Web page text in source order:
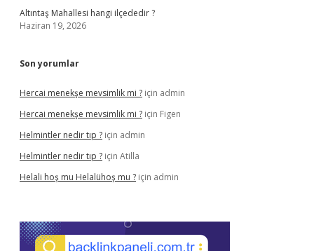
Altıntaş Mahallesi hangi ilçededir ?
Haziran 19, 2026
Son yorumlar
Hercai menekşe mevsimlik mi ? için admin
Hercai menekşe mevsimlik mi ? için Figen
Helmintler nedir tıp ? için admin
Helmintler nedir tıp ? için Atilla
Helali hoş mu Helalühoş mu ? için admin